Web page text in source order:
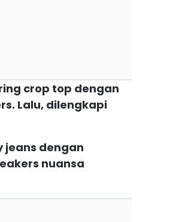
crop top dengan
Lalu, dilengkapi
jeans dengan
nuansa